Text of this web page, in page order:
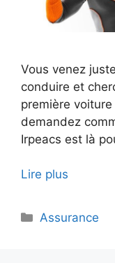
Vous venez
conduire et
première voiture
demandez
Irpeacs est là
Lire plus
Catégories
Assurance